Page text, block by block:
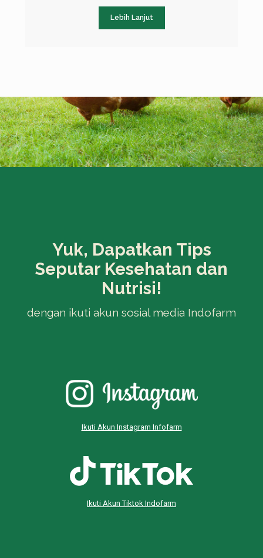
Lebih Lanjut
Yuk, Dapatkan Tips
Seputar Kesehatan dan
Nutrisi!
dengan ikuti akun sosial media Indofarm
Ikuti Akun Instagram Infofarm
Ikuti Akun Tiktok Indofarm